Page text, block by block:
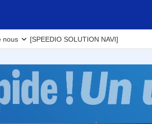
nous [SPEEDIO SOLUTION NAVI]